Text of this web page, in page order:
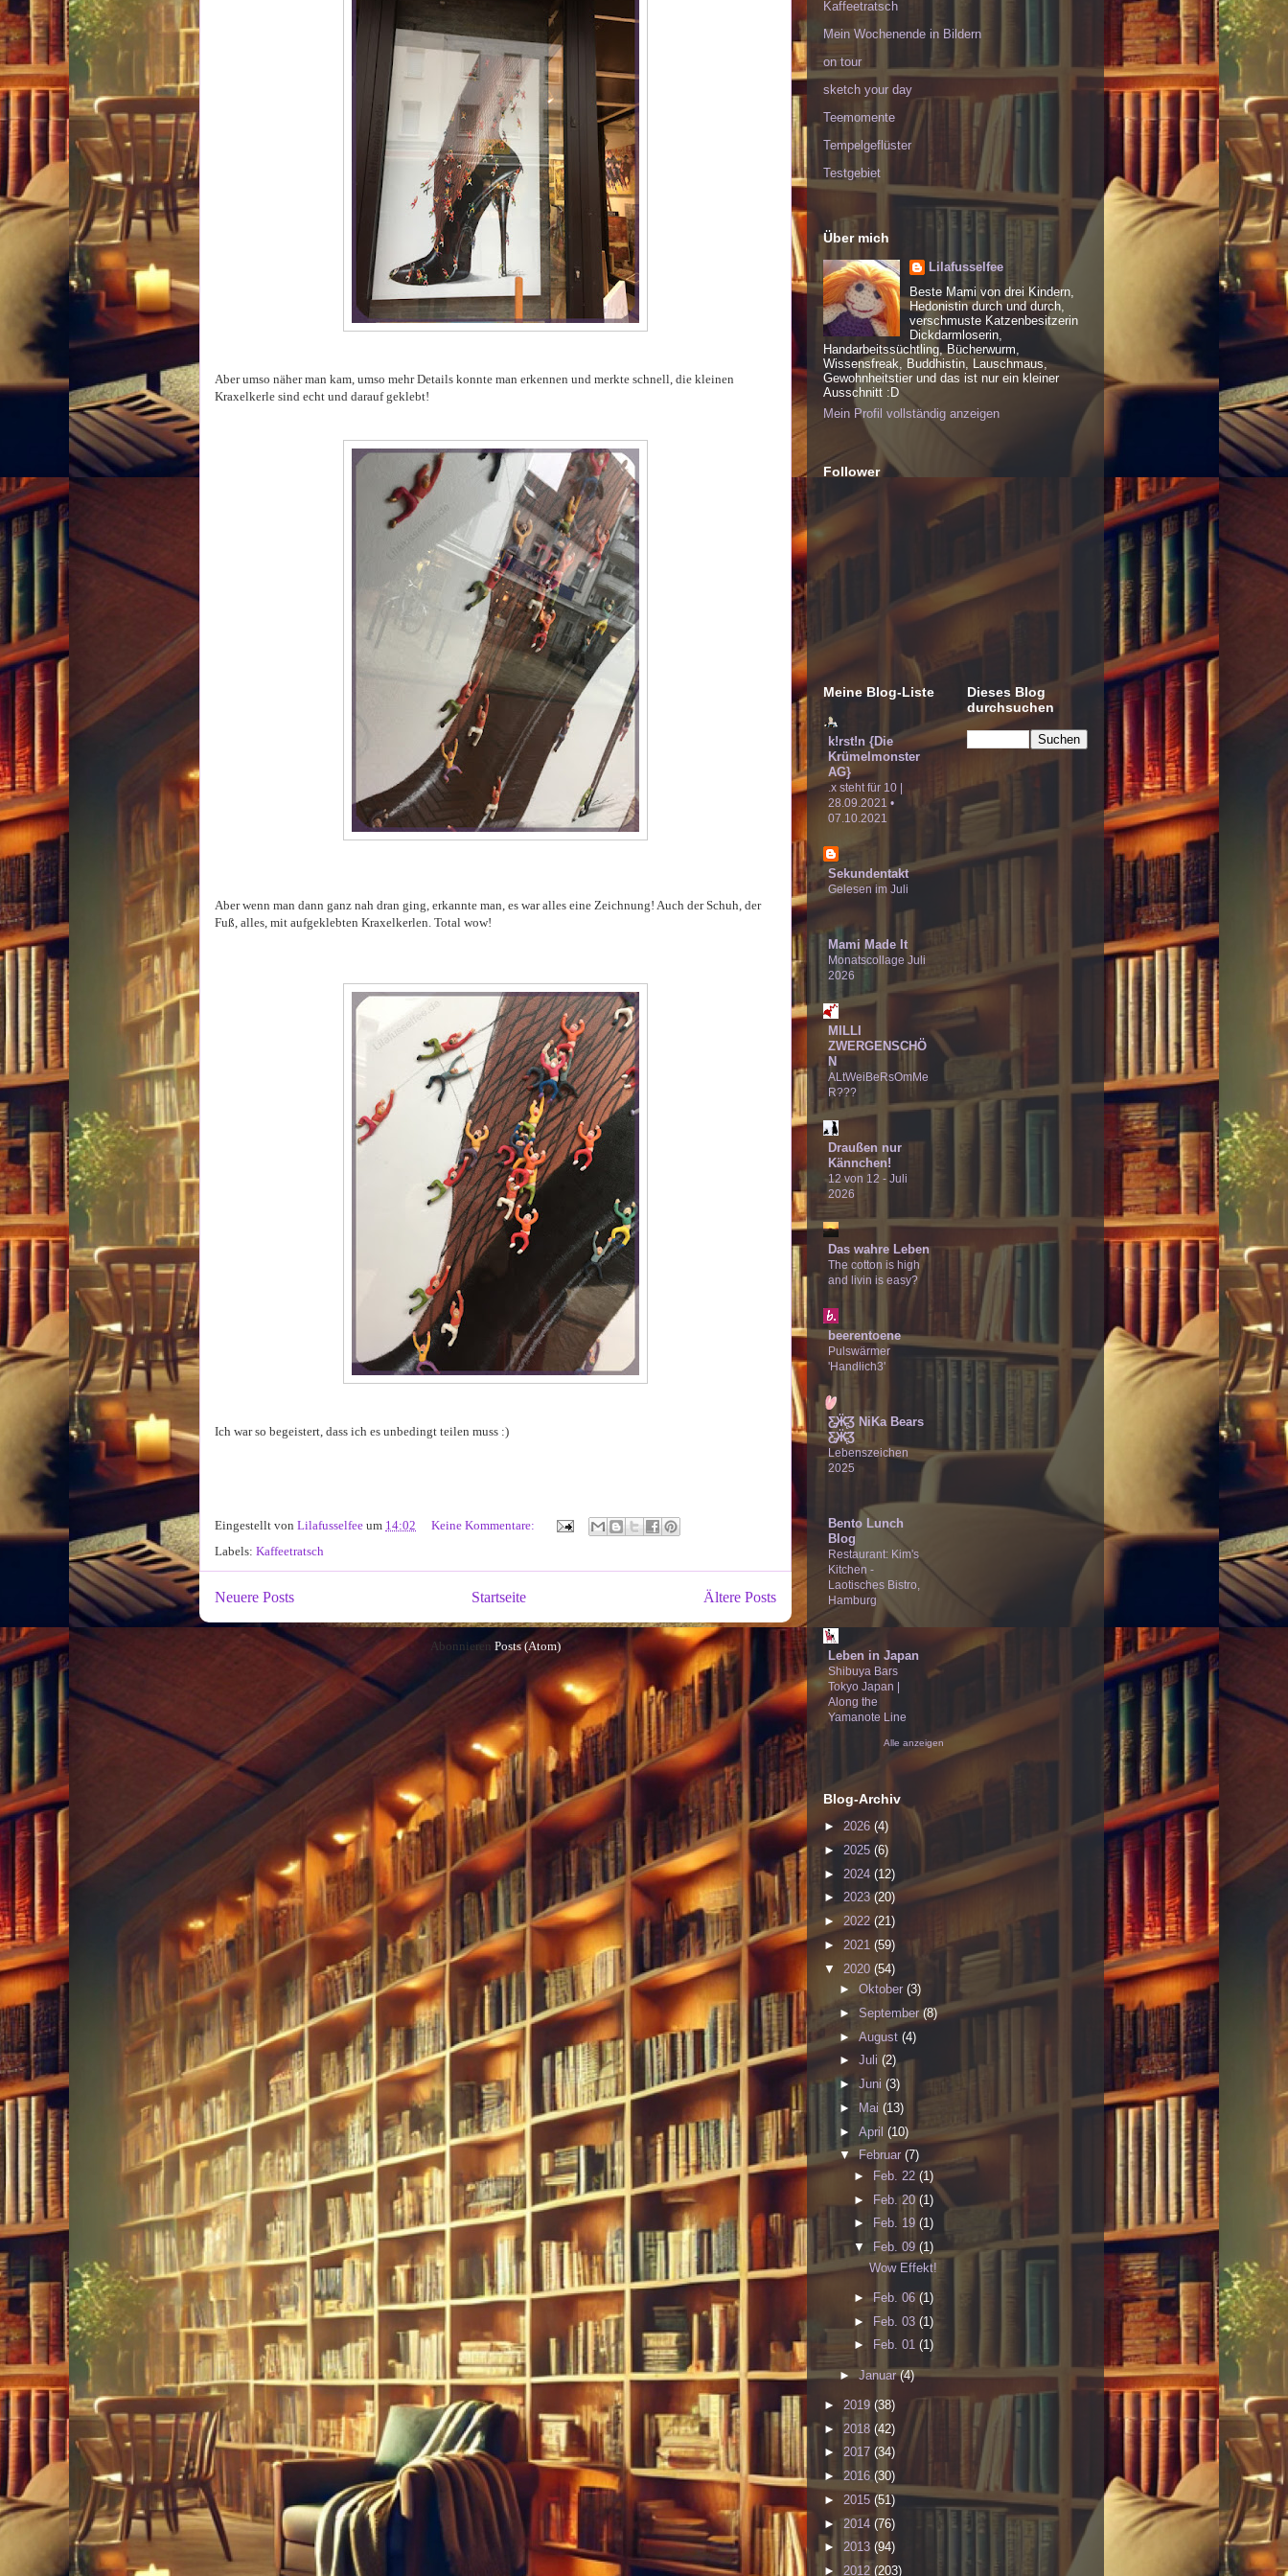
Aber umso näher man kam, umso mehr Details konnte man erkennen und merkte schnell, die kleinen
Kraxelkerle sind echt und darauf geklebt!
Aber wenn man dann ganz nah dran ging, erkannte man, es war alles eine Zeichnung! Auch der Schuh, der
Fuß, alles, mit aufgeklebten Kraxelkerlen. Total wow!
Ich war so begeistert, dass ich es unbedingt teilen muss :)
Eingestellt von Lilafusselfee um 14:02
Keine Kommentare:
Labels: Kaffeetratsch
Neuere Posts Ältere Posts
Startseite
Abonnieren Posts (Atom)
Kaffeetratsch
Mein Wochenende in Bildern
on tour
sketch your day
Teemomente
Tempelgeflüster
Testgebiet
Über mich
Lilafusselfee
Beste Mami von drei Kindern,
Hedonistin durch und durch,
verschmuste Katzenbesitzerin
Dickdarmloserin,
Handarbeitssüchtling, Bücherwurm,
Wissensfreak, Buddhistin, Lauschmaus,
Gewohnheitstier und das ist nur ein kleiner
Ausschnitt :D
Mein Profil vollständig anzeigen
Follower
Meine Blog-Liste
k!rst!n {Die
Krümelmonster
AG}
.x steht für 10 |
28.09.2021 •
07.10.2021
Sekundentakt
Gelesen im Juli
Mami Made It
Monatscollage Juli
2026
MILLI
ZWERGENSCHÖ
N
ALtWeiBeRsOmMe
R???
Draußen nur
Kännchen!
12 von 12 - Juli
2026
Das wahre Leben
The cotton is high
and livin is easy?
beerentoene
Pulswärmer
'Handlich3'
Ƹ̵̡Ӝ̵̨̄Ʒ NiKa Bears
Ƹ̵̡Ӝ̵̨̄Ʒ
Lebenszeichen
2025
Bento Lunch
Blog
Restaurant: Kim's
Kitchen -
Laotisches Bistro,
Hamburg
Leben in Japan
Shibuya Bars
Tokyo Japan |
Along the
Yamanote Line
Alle anzeigen
Dieses Blog
durchsuchen
Blog-Archiv
► 2026 (4)
► 2025 (6)
► 2024 (12)
► 2023(20)
► 2022(21)
► 2021 (59)
▼ 2020 (54)
► Oktober (3)
► September(8)
► August (4)
► Juli (2)
► Juni (3)
►
Mai (13)
► April (10)
▼Februar (7)
►
Feb. 22(1)
► Feb. 20(1)
►
Feb. 19(1)
▼
Feb. 09(1)
Wow Effekt!
►Feb. 06(1)
► Feb. 03(1)
►
Feb. 01(1)
► Januar(4)
► 2019 (38)
► 2018 (42)
► 2017 (34)
► 2016 (30)
► 2015 (51)
► 2014 (76)
► 2013 (94)
► 2012 (203)